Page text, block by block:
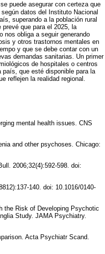
puede asegurar con certeza que
datos del Instituto Nacional
superando a la población rural
que para el 2025, la
nos obliga a seguir generando
y otros trastornos mentales en
y que se debe contar con un
demandas sanitarias. Un primer
de hospitales o centros
que esté disponible para la
reflejen la realidad regional.
mental health issues. CNS
and other psychoses. Chicago:
2006;32(4):592-598. doi:
140. doi: 10.1016/0140-
the Risk of Developing Psychotic
Study. JAMA Psychiatry.
Acta Psychiatr Scand.